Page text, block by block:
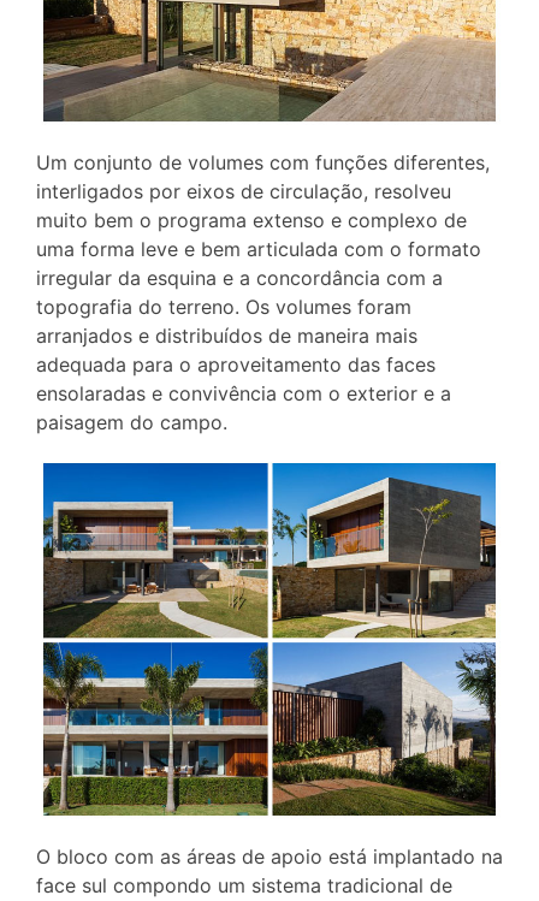
Um conjunto de volumes com funções diferentes,
interligados por eixos de circulação, resolveu
muito bem o programa extenso e complexo de
uma forma leve e bem articulada com o formato
irregular da esquina e a concordância com a
topografia do terreno. Os volumes foram
arranjados e distribuídos de maneira mais
adequada para o aproveitamento das faces
ensolaradas e convivência com o exterior e a
paisagem do campo.
O bloco com as áreas de apoio está implantado na
face sul compondo um sistema tradicional de